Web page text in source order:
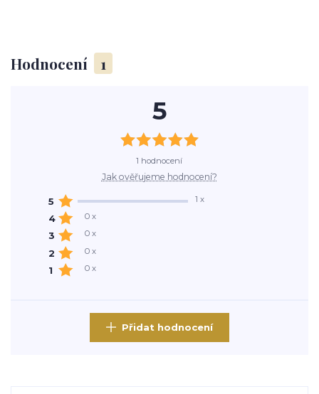
Hodnocení 1
Přidat hodnocení
5
1 hodnocení
Jak ověřujeme hodnocení?
5 1 x
4 0 x
3 0 x
2 0 x
1 0 x